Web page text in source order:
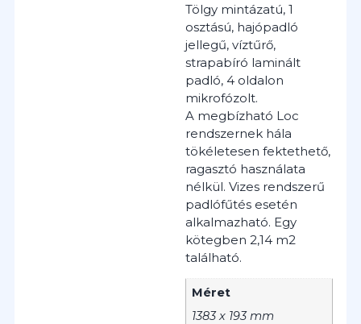
Tölgy mintázatú, 1
osztású, hajópadló
jellegű, víztűrő,
strapabíró laminált
padló, 4 oldalon
mikrofózolt.
A megbízható Loc
rendszernek hála
tökéletesen fektethető,
ragasztó használata
nélkül. Vizes rendszerű
padlófűtés esetén
alkalmazható. Egy
kötegben 2,14 m2
található.
Méret
1383 x 193 mm